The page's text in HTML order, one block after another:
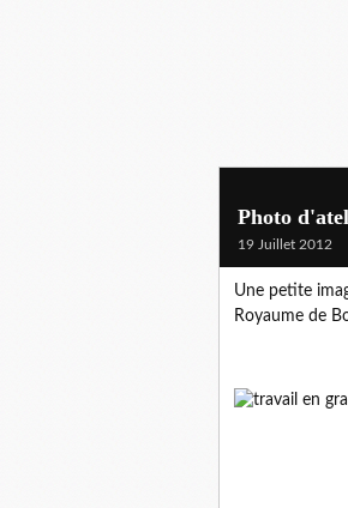
Photo
19 Juillet 2012
Une petite
Royaume de